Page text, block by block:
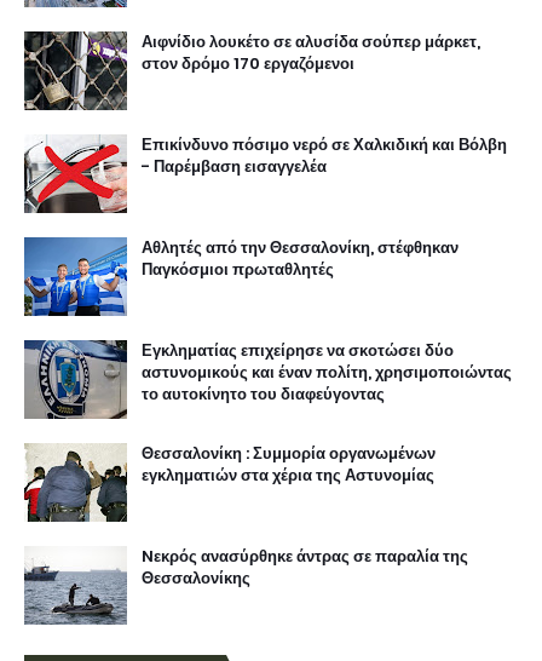
Αιφνίδιο λουκέτο σε αλυσίδα σούπερ μάρκετ,
στον δρόμο 170 εργαζόμενοι
Επικίνδυνο πόσιμο νερό σε Χαλκιδική και Βόλβη
- Παρέμβαση εισαγγελέα
Αθλητές από την Θεσσαλονίκη, στέφθηκαν
Παγκόσμιοι πρωταθλητές
Εγκληματίας επιχείρησε να σκοτώσει δύο
αστυνομικούς και έναν πολίτη, χρησιμοποιώντας
το αυτοκίνητο του διαφεύγοντας
Θεσσαλονίκη : Συμμορία οργανωμένων
εγκληματιών στα χέρια της Αστυνομίας
Nεκρός ανασύρθηκε άντρας σε παραλία της
Θεσσαλονίκης